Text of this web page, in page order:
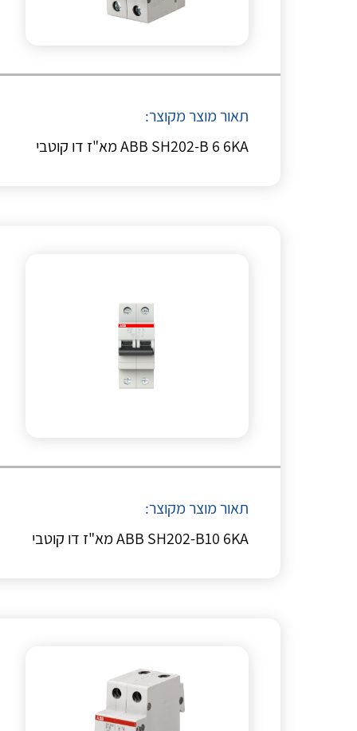
תאור מוצר מקוצר:
ABB SH202-B 6 6KA מא"ז דו קוטבי
תאור מוצר מקוצר:
ABB SH202-B10 6KA מא"ז דו קוטבי